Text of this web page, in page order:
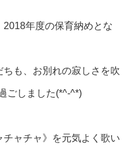
年度の保育納めとな
も、お別れの寂しさを吹
ごしました(*^-^*)
ャチャ》を元気よく歌い